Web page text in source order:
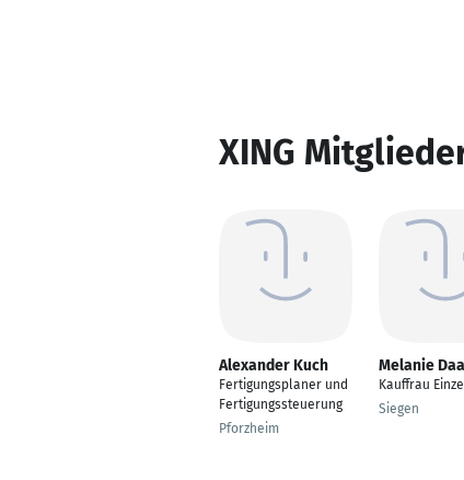
XING
Alexander Kuch
Fertigungsplaner und
Fertigungssteuerung
Pforzheim
Melanie
Kauffrau
Siegen